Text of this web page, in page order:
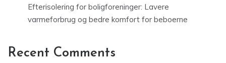
Efterisolering for boligforeninger: Lavere
varmeforbrug og bedre komfort for beboerne
Recent Comments